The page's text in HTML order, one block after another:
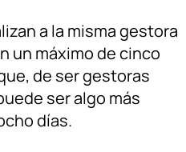
a la misma gestora
un máximo de cinco
de ser gestoras
ser algo más
días.